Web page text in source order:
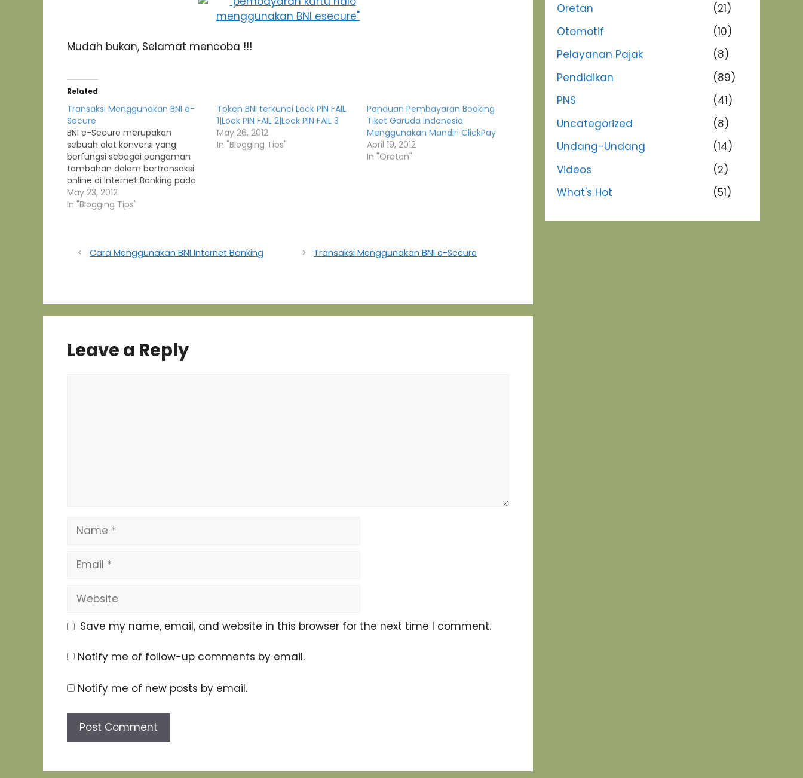
Mudah bukan, Selamat mencoba !!!
Related
Transaksi Menggunakan BNI e-
Secure
BNI e-Secure merupakan
sebuah alat konversi yang
berfungsi sebagai pengaman
tambahan dalam bertransaksi
online di Internet Banking pada
bank BNI. Tanpa BNI e-Secure
nasabah BNI tidak dapat
listrik, dll), pembayaran pajak
May 23, 2012
In "Blogging Tips"
Token BNI terkunci Lock PIN FAIL
1|Lock PIN FAIL 2|Lock PIN FAIL 3
May 26, 2012
In "Blogging Tips"
Panduan Pembayaran Booking
Tiket Garuda Indonesia
Menggunakan Mandiri ClickPay
April 19, 2012
In "Oretan"
Cara Menggunakan BNI Internet Banking Transaksi Menggunakan BNI e-Secure
Leave a Reply
Name
Email
Website
Save my name, email, and website in this browser for the next time I comment.
Notify me of follow-up comments by email.
Notify me of new posts by email.
Oretan
(21)
Otomotif
(10)
Pelayanan Pajak
(8)
Pendidikan
(89)
PNS
(41)
Uncategorized
(8)
Undang-Undang
(14)
Videos
(2)
What's Hot
(51)